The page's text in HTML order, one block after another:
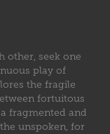
other, seek one
play of
the fragile
fortuitous
fragmented and
unspoken, for